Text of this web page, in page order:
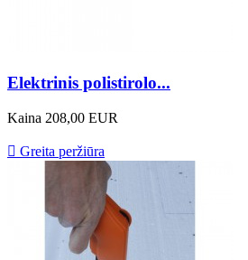
Elektrinis polistirolo...
Kaina 208,00 EUR
 Greita peržiūra